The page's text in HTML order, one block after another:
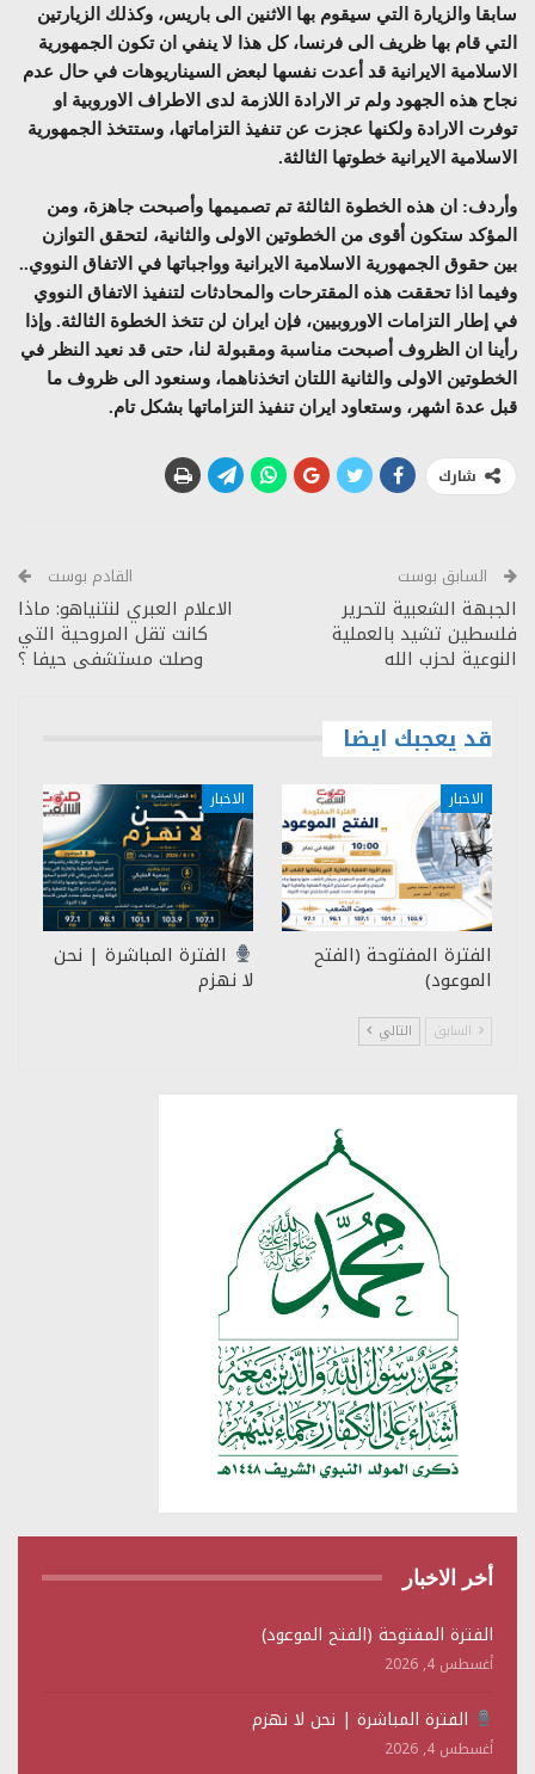
سابقا والزيارة التي سيقوم بها الاثنين الى باريس، وكذلك الزيارتين
التي قام بها ظريف الى فرنسا، كل هذا لا ينفي ان تكون الجمهورية
الاسلامية الايرانية قد أعدت نفسها لبعض السيناريوهات في حال عدم
نجاح هذه الجهود ولم تر الارادة اللازمة لدى الاطراف الاوروبية او
توفرت الارادة ولكنها عجزت عن تنفيذ التزاماتها، وستتخذ الجمهورية
الاسلامية الايرانية خطوتها الثالثة.
وأردف: ان هذه الخطوة الثالثة تم تصميمها وأصبحت جاهزة، ومن
المؤكد ستكون أقوى من الخطوتين الاولى والثانية، لتحقق التوازن
بين حقوق الجمهورية الاسلامية الايرانية وواجباتها في الاتفاق النووي..
وفيما اذا تحققت هذه المقترحات والمحادثات لتنفيذ الاتفاق النووي
في إطار التزامات الاوروبيين، فإن ايران لن تتخذ الخطوة الثالثة. وإذا
رأينا ان الظروف أصبحت مناسبة ومقبولة لنا، حتى قد نعيد النظر في
الخطوتين الاولى والثانية اللتان اتخذناهما، وسنعود الى ظروف ما
قبل عدة اشهر، وستعاود ايران تنفيذ التزاماتها بشكل تام.
شارك
السابق بوست
الجبهة الشعبية لتحرير
فلسطين تشيد بالعملية
النوعية لحزب الله
القادم بوست
الاعلام العبري لنتنياهو: ماذا
كانت تقل المروحية التي
وصلت مستشفى حيفا ؟
قد يعجبك ايضا
الاخبار
الفترة المفتوحة (الفتح
الموعود)
الاخبار
الفترة المباشرة | نحن
لا نهزم
السابق التالي
أخر الاخبار
الفترة المفتوحة (الفتح الموعود)
أغسطس 4, 2026
الفترة المباشرة | نحن لا نهزم
أغسطس 4, 2026